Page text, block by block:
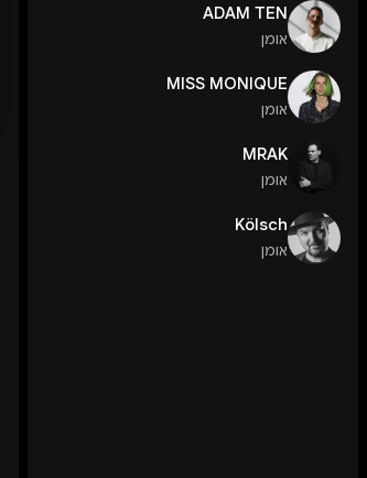
ADAM TEN
אומן
MISS MONIQUE
אומן
MRAK
אומן
Kölsch
אומן